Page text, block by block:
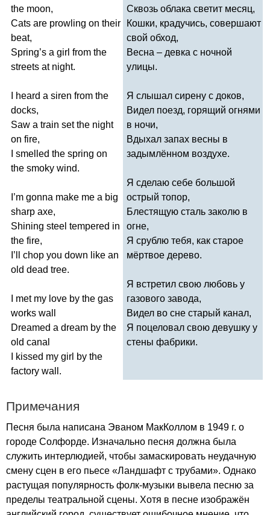
the moon,
Cats are prowling on their
beat,
Spring’s a girl from the
streets at night.
heard a siren from the
docks,
Saw a train set the night
on fire,
smelled the spring on
the smoky wind.
’m gonna make me a big
sharp axe,
Shining steel tempered in
the fire,
’ chop you down like an
old dead tree.
met my love by the gas
works wall
Dreamed a dream by the
old canal
kissed my girl by the
factory wall .
Сквозь облака светит месяц,
Кошки, крадучись, совершают
свой обход,
Весна – девка с ночной
улицы.
Я слышал сирену с доков,
Видел поезд, горящий огнями
в ночи,
Вдыхал запах весны в
задымлённом воздухе.
Я сделаю себе большой
острый топор,
Блестящую сталь заколю в
огне,
Я срублю тебя, как старое
мёртвое дерево.
Я встретил свою любовь у
газового завода,
Видел во сне старый канал,
Я поцеловал свою девушку у
стены фабрики.
Примечания
Песня была написана Эваном МакКоллом в 1949 г. о
городе Солфорде. Изначально песня должна была
служить интерлюдией, чтобы замаскировать неудачную
смену сцен в его пьесе «Ландшафт с трубами». Однако
растущая популярность фолк-музыки вывела песню за
пределы театральной сцены. Хотя в песне изображён